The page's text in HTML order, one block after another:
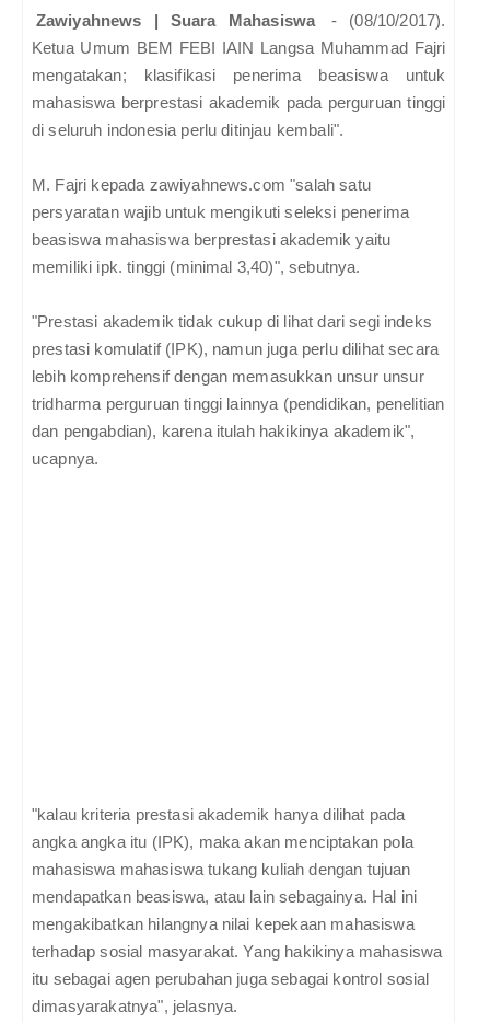
Zawiyahnews | Suara Mahasiswa
- (08/10/2017).
Ketua Umum BEM FEBI IAIN Langsa Muhammad Fajri
mengatakan; klasifikasi penerima beasiswa untuk
mahasiswa berprestasi akademik pada perguruan tinggi
di seluruh indonesia perlu ditinjau kembali".
M. Fajri kepada zawiyahnews.com "salah satu
persyaratan wajib untuk mengikuti seleksi penerima
beasiswa mahasiswa berprestasi akademik yaitu
memiliki ipk. tinggi (minimal 3,40)", sebutnya.
"Prestasi akademik tidak cukup di lihat dari segi indeks
prestasi komulatif (IPK), namun juga perlu dilihat secara
lebih komprehensif dengan memasukkan unsur unsur
tridharma perguruan tinggi lainnya (pendidikan, penelitian
dan pengabdian), karena itulah hakikinya akademik",
ucapnya.
"kalau kriteria prestasi akademik hanya dilihat pada
angka angka itu (IPK), maka akan menciptakan pola
mahasiswa mahasiswa tukang kuliah dengan tujuan
mendapatkan beasiswa, atau lain sebagainya. Hal ini
mengakibatkan hilangnya nilai kepekaan mahasiswa
terhadap sosial masyarakat. Yang hakikinya mahasiswa
itu sebagai agen perubahan juga sebagai kontrol sosial
dimasyarakatnya", jelasnya.